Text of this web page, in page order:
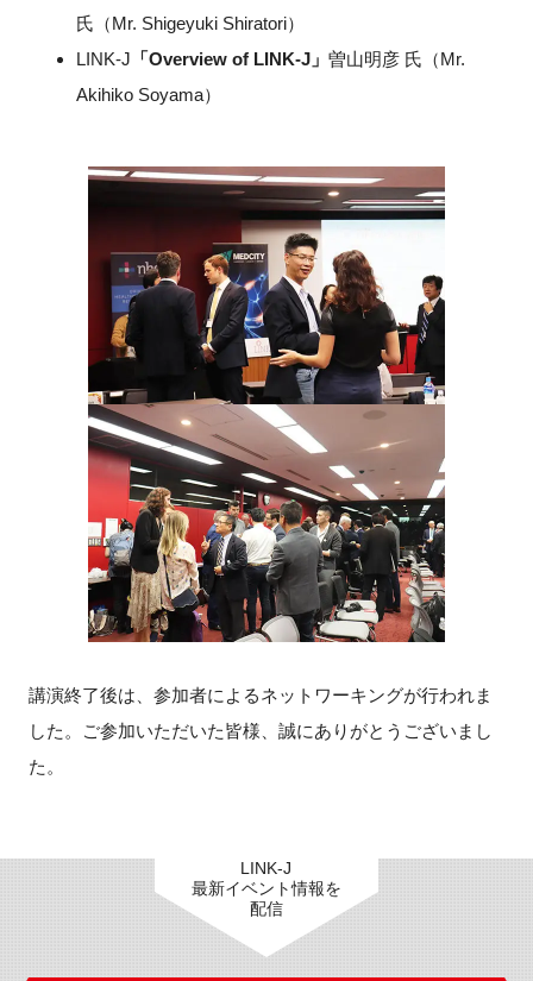
氏（Mr. Shigeyuki Shiratori）
LINK-J 「Overview of LINK-J」 曽山明彦 氏（Mr.
Akihiko Soyama）
講演終了後は、参加者によるネットワーキングが行われま
した。ご参加いただいた皆様、誠にありがとうございまし
た。
LINK-J
最新イベント情報を
配信